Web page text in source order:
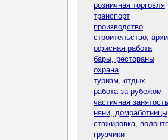
розничная торговля
транспорт
производство
строительство,
офисная работа
бары, рестораны
охрана
туризм, отдых
работа за рубежом
частичная занятость
няни, домработницы
стажировка,
грузчики